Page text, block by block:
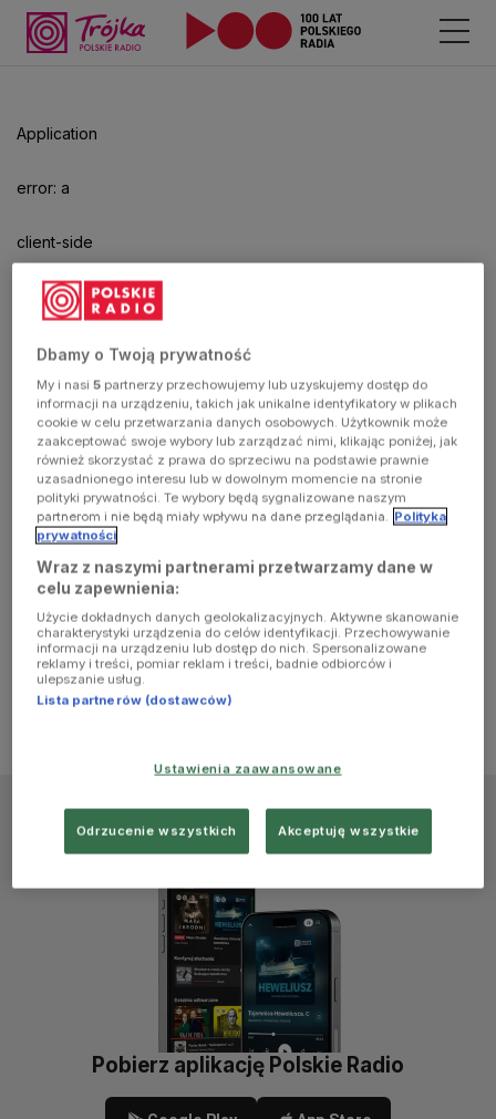
Application
error: a
client-side
exception
has
occurred
(see the
browser
console for
more
information)
aby
odtwarzać.
Pobierz aplikację Polskie Radio
Dbamy o Twoją prywatność
My i nasi5 partnerzy przechowujemy lub uzyskujemy dostęp do
informacji na urządzeniu, takich jak unikalne identyfikatory w plikach
cookie w celu przetwarzania danych osobowych. Użytkownik może
zaakceptować swoje wybory lub zarządzać nimi, klikając poniżej, jak
również skorzystać z prawa do sprzeciwu na podstawie prawnie
uzasadnionego interesu lub w dowolnym momencie na stronie
polityki prywatności. Te wybory będą sygnalizowane naszym
partnerom i nie będą miały wpływu na dane przeglądania. Polityka
prywatności
Wraz z naszymi partnerami przetwarzamy dane w
celu zapewnienia:
Użycie dokładnych danych geolokalizacyjnych. Aktywne skanowanie
charakterystyki urządzenia do celów identyfikacji. Przechowywanie
informacji na urządzeniu lub dostęp do nich. Spersonalizowane
reklamy i treści, pomiar reklam i treści, badnie odbiorców i
ulepszanie usług.
Lista partnerów (dostawców)
Ustawienia zaawansowane
Odrzucenie wszystkich Akceptuję wszystkie